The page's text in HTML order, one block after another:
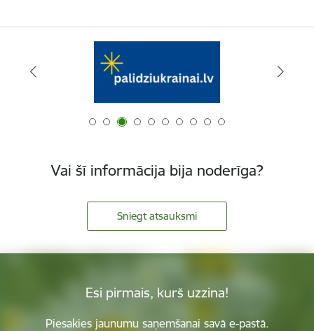
Vai šī informācija bija noderīga?
Sniegt atsauksmi
Esi pirmais, kurš uzzina!
Piesakies jaunumu saņemšanai savā e-pastā.